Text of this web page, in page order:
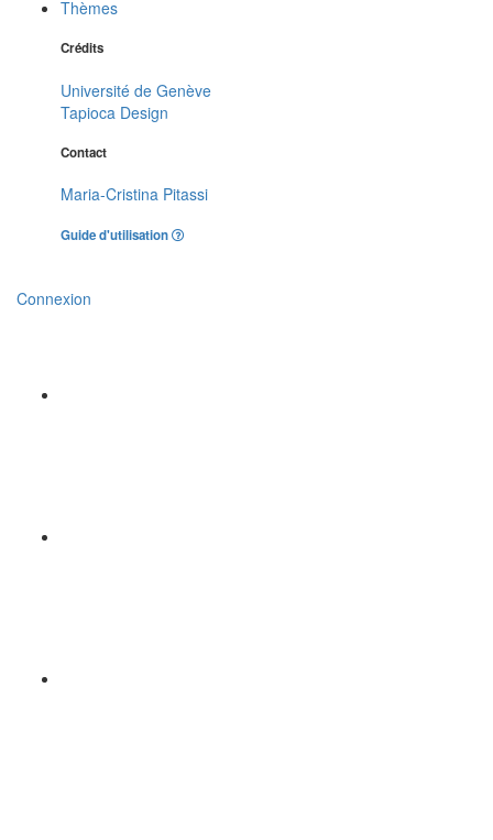
Thèmes
Crédits
Université de Genève
Tapioca Design
Contact
Maria-Cristina Pitassi
Guide d'utilisation
Connexion